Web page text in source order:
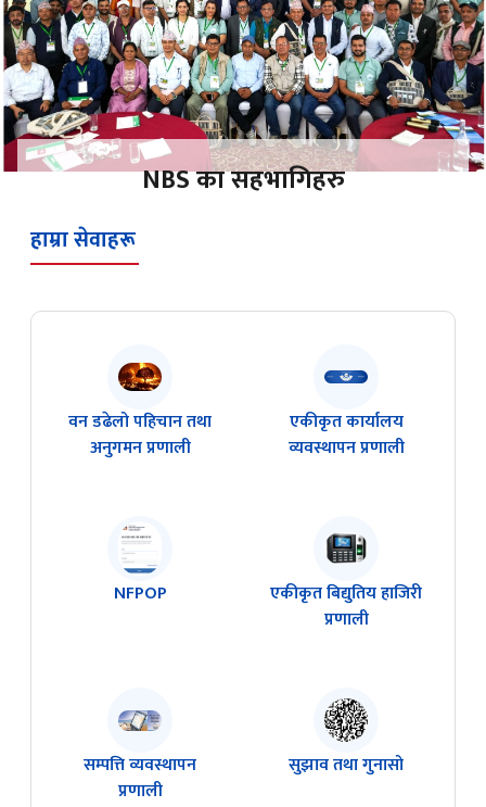
NBS का सहभागिहरु
हाम्रा सेवाहरू
वन डढेलो पहिचान तथा
अनुगमन प्रणाली
एकीकृत कार्यालय
व्यवस्थापन प्रणाली
NFPOP
एकीकृत बिद्युतिय हाजिरी
प्रणाली
सम्पत्ति व्यवस्थापन
प्रणाली
सुझाव तथा गुनासो